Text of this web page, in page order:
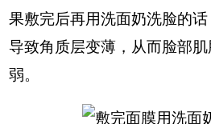
果敷完后再用洗面奶洗脸的
导致角质层变薄，从而脸部
弱。